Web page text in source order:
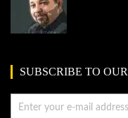
SUBSCRIBE TO